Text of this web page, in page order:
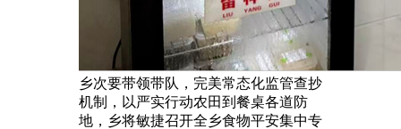
乡次要带领带队，完美常态化监管查抄
机制，以严实行动农田到餐桌各道防
地，乡将敏捷召开全乡食物平安集中专